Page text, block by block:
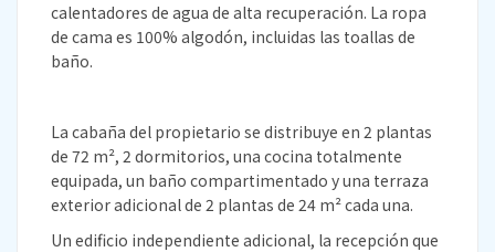
calentadores de agua de alta recuperación. La ropa
de cama es 100% algodón, incluidas las toallas de
baño.
La cabaña del propietario se distribuye en 2 plantas
de 72 m², 2 dormitorios, una cocina totalmente
equipada, un baño compartimentado y una terraza
exterior adicional de 2 plantas de 24 m² cada una.
Un edificio independiente adicional, la recepción que